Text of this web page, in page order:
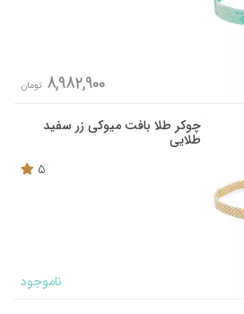
8,982,900 تومان
چوکر طلا بافت میوکی زر سفید
طلایی
5
ناموجود